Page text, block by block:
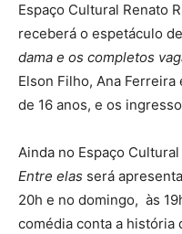
Espaço Cultural Renato
receberá o espetáculo
dama e os completos
Elson Filho, Ana
de 16 anos, e os
Ainda no Espaço
Entre elas será
20h e no domingo, às
comédia conta a história